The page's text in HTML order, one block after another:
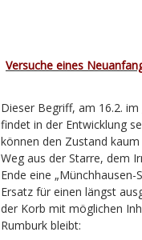
Versuche eines
Dieser Begriff, am 16.2. im
findet in der Entwicklung
können den Zustand
Weg aus der Starre, dem
Ende eine
Ersatz für einen längst
der Korb mit möglichen
Rumburk bleibt: